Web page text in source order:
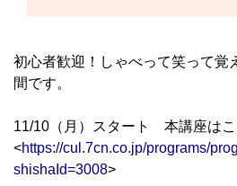
初心者歓迎！しゃべって笑って覚
間です。
11/10（月）スタート 本講座はこ
<https://cul.7cn.co.jp/programs/
shishaId=3008>